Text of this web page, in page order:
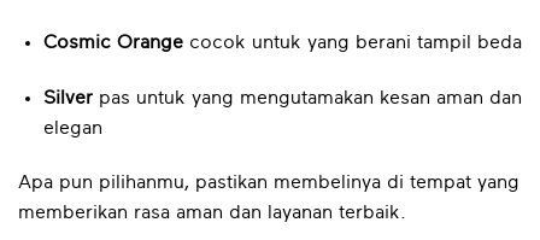
Cosmic Orangecocok untuk yang berani tampil beda
Silverpas untuk yang mengutamakan kesan aman dan
elegan
Apa pun pilihanmu, pastikan membelinya di tempat yang
memberikan rasa aman dan layanan terbaik.